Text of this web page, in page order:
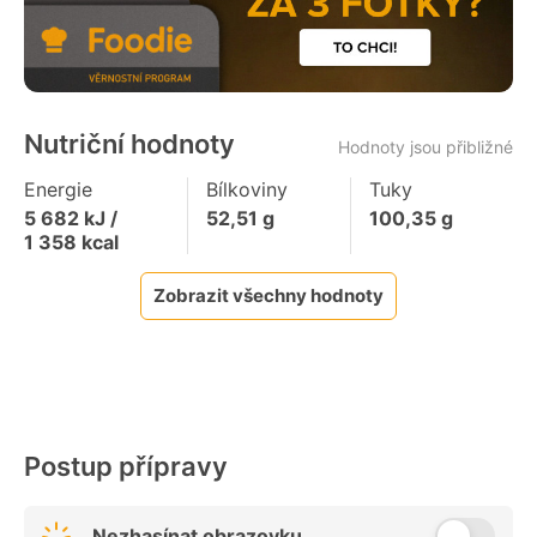
Nutriční hodnoty Hodnoty jsou přibližné
Energie
5 682 kJ /
1 358 kcal
Bílkoviny
52,51 g
Tuky
100,35g
Zobrazit všechny hodnoty
Postup přípravy